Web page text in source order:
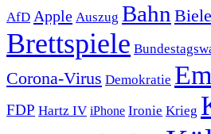
AfD Apple Auszug Bahn
Brettspiele
Corona-Virus Demokratie
FDP Hartz IV iPhone Ironie Krieg